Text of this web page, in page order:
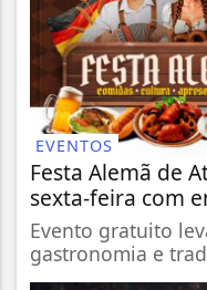
EVENTOS
Festa Alemã de
sexta-feira com
Evento gratuito
gastronomia e